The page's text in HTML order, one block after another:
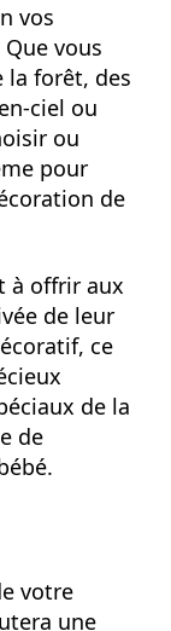
vos
vous
la forêt, des
ciel ou
ou
pour
de
à offrir aux
de leur
ce
de la
de
votre
une